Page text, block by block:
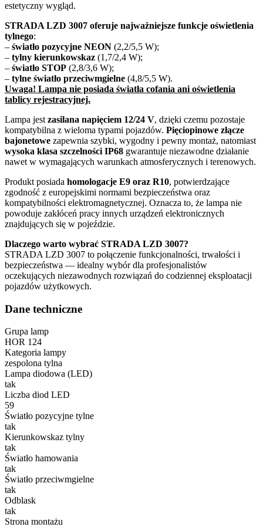
estetyczny wygląd.
STRADA LZD 3007 oferuje najważniejsze funkcje oświetlenia
tylnego:
– światło pozycyjne NEON (2,2/5,5 W);
– tylny kierunkowskaz (1,7/2,4 W);
– światło STOP (2,8/3,6 W);
– tylne światło przeciwmgielne (4,8/5,5 W).
Uwaga! Lampa nie posiada światła cofania ani oświetlenia
tablicy rejestracyjnej.
Lampa jest zasilana napięciem 12/24 V, dzięki czemu pozostaje
kompatybilna z wieloma typami pojazdów. Pięciopinowe złącze
bajonetowe zapewnia szybki, wygodny i pewny montaż, natomiast
wysoka klasa szczelności IP68 gwarantuje niezawodne działanie
nawet w wymagających warunkach atmosferycznych i terenowych.
Produkt posiada homologacje E9 oraz R10, potwierdzające
zgodność z europejskimi normami bezpieczeństwa oraz
kompatybilności elektromagnetycznej. Oznacza to, że lampa nie
powoduje zakłóceń pracy innych urządzeń elektronicznych
znajdujących się w pojeździe.
Dlaczego warto wybrać STRADA LZD 3007?
STRADA LZD 3007 to połączenie funkcjonalności, trwałości i
bezpieczeństwa — idealny wybór dla profesjonalistów
oczekujących niezawodnych rozwiązań do codziennej eksploatacji
pojazdów użytkowych.
Dane techniczne
Grupa lamp
HOR 124
Kategoria lampy
zespolona tylna
Lampa diodowa (LED)
tak
Liczba diod LED
59
Światło pozycyjne tylne
tak
Kierunkowskaz tylny
tak
Światło hamowania
tak
Światło przeciwmgielne
tak
Odblask
tak
Strona montażu